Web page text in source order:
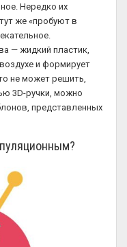
Нередко их
же «пробуют в
— жидкий пластик,
и формирует
не может решить,
3D-ручки, можно
представленных